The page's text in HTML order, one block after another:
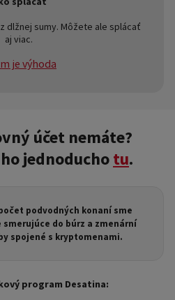
dlžnej sumy. Môžete ale splácať
aj viac.
je výhoda
výpise. účet nemáte?
jednoduchotu.
podvodných konaní sme
do búrz a zmenární
spojené s kryptomenami.
program Desatina: